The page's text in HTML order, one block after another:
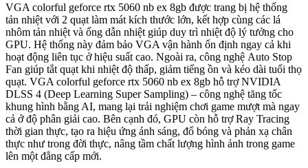
VGA colorful geforce rtx 5060 nb ex 8gb được trang bị hệ thống
tản nhiệt với 2 quạt làm mát kích thước lớn, kết hợp cùng các lá
nhôm tản nhiệt và ống dẫn nhiệt giúp duy trì nhiệt độ lý tưởng cho
GPU. Hệ thống này đảm bảo VGA vận hành ổn định ngay cả khi
hoạt động liên tục ở hiệu suất cao. Ngoài ra, công nghệ Auto Stop
Fan giúp tắt quạt khi nhiệt độ thấp, giảm tiếng ồn và kéo dài tuổi thọ
quạt. VGA colorful geforce rtx 5060 nb ex 8gb hỗ trợ NVIDIA
DLSS 4 (Deep Learning Super Sampling) – công nghệ tăng tốc
khung hình bằng AI, mang lại trải nghiệm chơi game mượt mà ngay
cả ở độ phân giải cao. Bên cạnh đó, GPU còn hỗ trợ Ray Tracing
thời gian thực, tạo ra hiệu ứng ánh sáng, đổ bóng và phản xạ chân
thực như trong đời thực, nâng tầm chất lượng hình ảnh trong game
lên một đẳng cấp mới.